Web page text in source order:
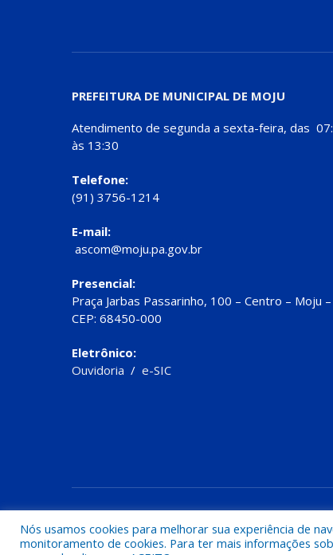
PREFEITURA DE MUNICIPAL DE MOJU
Atendimento de segunda a sexta-feira, das
às 13:30
Telefone:
(91) 3756-1214
E-mail:
ascom@moju.pa.gov.br
Presencial:
Praça Jarbas Passarinho, 100 – Centro – Moju
CEP: 68450-000
Eletrônico:
Ouvidoria / e-SIC
Nós usamos cookies para melhorar sua experiência de
monitoramento de cookies. Para ter mais informações